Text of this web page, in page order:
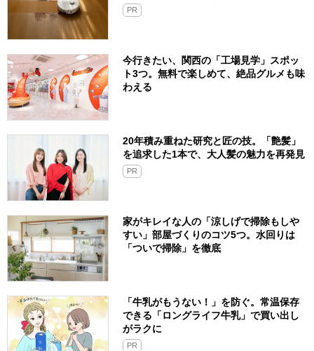
PR
今行きたい、関西の「工場見学」スポッ
ト3つ。無料で楽しめて、絶品グルメも味
わえる
20年積み重ねた研究と匠の技。「艶髪」
を追求した1本で、大人髪の魅力を再発見
PR
家がキレイな人の「涼しげで掃除もしや
すい」部屋づくりのコツ5つ。水回りは
「ついで掃除」を徹底
「牛乳がもうない！」を防ぐ。常温保存
できる「ロングライフ牛乳」で買い出し
がラクに
PR